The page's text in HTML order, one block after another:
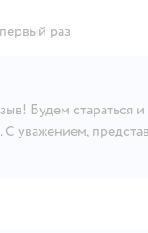
раз
Будем стараться
уважением,